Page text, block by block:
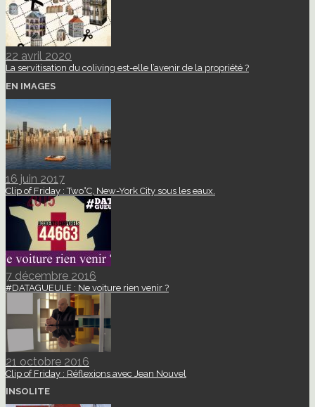
22 avril 2020
La servitisation du coliving est-elle l’avenir de la propriété ?
EN IMAGES
16 juin 2017
Clip of Friday : Two°C, New-York City sous les eaux.
7 décembre 2016
#DATAGUEULE : Ne voiture rien venir ?
21 octobre 2016
Clip of Friday : Réflexions avec Jean Nouvel
INSOLITE